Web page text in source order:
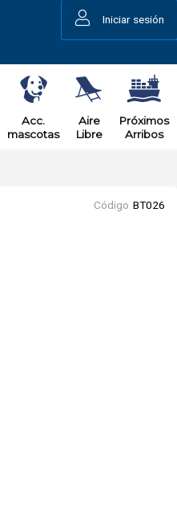
Iniciar sesión
Acc.
mascotas
Aire
Libre
Próximos
Arribos
Código BT026